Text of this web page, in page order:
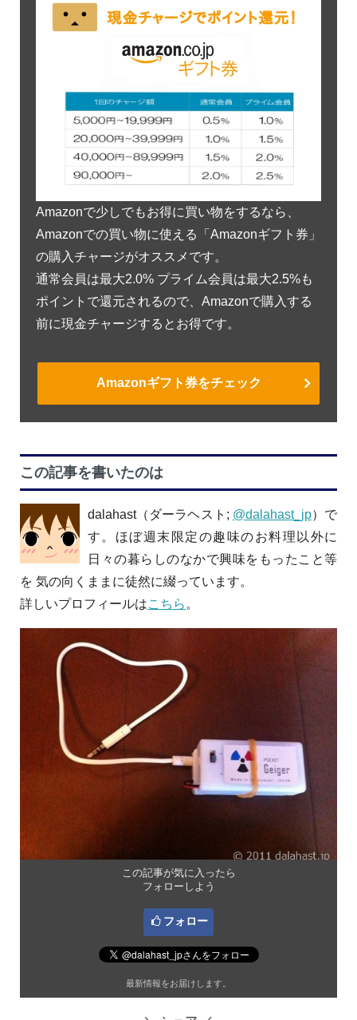
Amazonで少しでもお得に買い物をするなら、
Amazonでの買い物に使える「Amazonギフト券」
の購入チャージがオススメです。
通常会員は最大2.0% プライム会員は最大2.5%も
ポイントで還元されるので、Amazonで購入する
前に現金チャージするとお得です。
Amazonギフト券をチェック
この記事を書いたのは
dalahast（ダーラヘスト; @dalahast_jp）で
す。ほぼ週末限定の趣味のお料理以外に
日々の暮らしのなかで興味をもったこと等
を 気の向くままに徒然に綴っています。
詳しいプロフィールはこちら 。
この記事が気に入ったら
フォローしよう
フォロー
最新情報をお届けします。